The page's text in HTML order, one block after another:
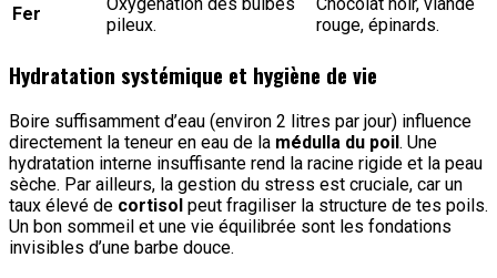
Fer
Oxygénation des bulbes
pileux.
Chocolat noir, viande
rouge, épinards.
Hydratation systémique et hygiène de vie
Boire suffisamment d’eau (environ 2 litres par jour) influence
directement la teneur en eau de la médulla du poil. Une
hydratation interne insuffisante rend la racine rigide et la peau
sèche. Par ailleurs, la gestion du stress est cruciale, car un
taux élevé de cortisol peut fragiliser la structure de tes poils.
Un bon sommeil et une vie équilibrée sont les fondations
invisibles d’une barbe douce.